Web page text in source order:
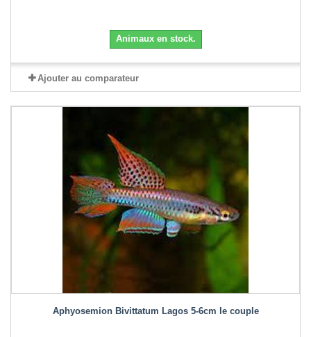
Animaux en stock.
Ajouter au comparateur
Aphyosemion Bivittatum Lagos 5-6cm le couple